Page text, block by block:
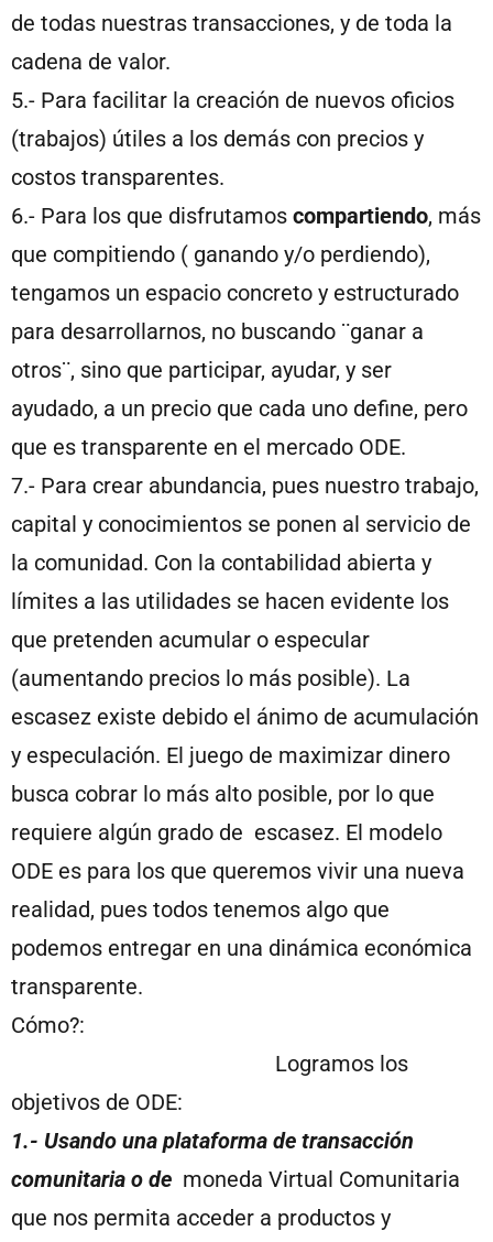
de todas nuestras transacciones, y de toda la
cadena de valor.
5.- Para facilitar la creación de nuevos oficios
(trabajos) útiles a los demás con precios y
costos transparentes.
6.- Para los que disfrutamos compartiendo, más
que compitiendo ( ganando y/o perdiendo),
tengamos un espacio concreto y estructurado
para desarrollarnos, no buscando ¨ganar a
otros¨, sino que participar, ayudar, y ser
ayudado, a un precio que cada uno define, pero
que es transparente en el mercado ODE.
7.- Para crear abundancia, pues nuestro trabajo,
capital y conocimientos se ponen al servicio de
la comunidad. Con la contabilidad abierta y
límites a las utilidades se hacen evidente los
que pretenden acumular o especular
(aumentando precios lo más posible). La
escasez existe debido el ánimo de acumulación
y especulación. El juego de maximizar dinero
busca cobrar lo más alto posible, por lo que
requiere algún grado de escasez. El modelo
ODE es para los que queremos vivir una nueva
realidad, pues todos tenemos algo que
podemos entregar en una dinámica económica
transparente.
Cómo?:
Logramos los
objetivos de ODE:
1.- Usando una plataforma de transacción
comunitaria o de moneda Virtual Comunitaria
que nos permita acceder a productos y